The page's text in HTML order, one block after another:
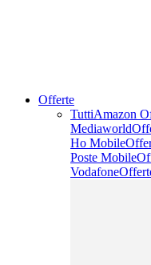
Offerte
TuttiAmazon
Mediaworld
Ho Mobile
Poste Mobile
Vodafone